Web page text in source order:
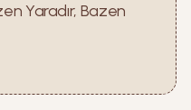
Yaradır, Bazen